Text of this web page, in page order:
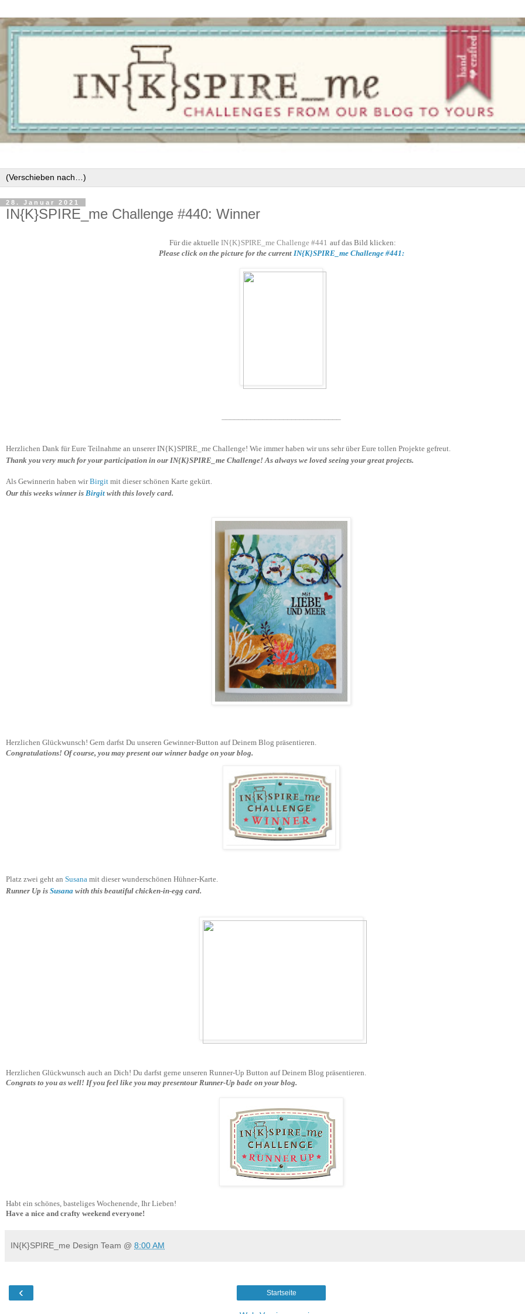
28. Januar 2021
IN{K}SPIRE_me Challenge #440: Winner
Für die aktuelle IN{K}SPIRE_me Challenge #441 auf das Bild klicken:
Please click on the picture for the current IN{K}SPIRE_me Challenge #441:
Herzlichen Dank für Eure Teilnahme an unserer IN{K}SPIRE_me Challenge! Wie immer haben wir uns sehr über Eure tollen Projekte gefreut.
Thank you very much for your participation in our IN{K}SPIRE_me Challenge! As always we loved seeing your great projects.
Als Gewinnerin haben wirBirgit mit dieser schönen Karte gekürt.
Our this weeks winner is Birgit with this lovely card.
Herzlichen Glückwunsch! Gern darfst Du unseren Gewinner-Button auf Deinem Blog präsentieren.
Congratulations! Of course, you may present our winner badge on your blog.
Platz zwei geht an Susana mit dieser wunderschönen Hühner-Karte
Runner Up is Susana with this beautiful chicken-in-egg card.
Herzlichen Glückwunsch auch an Dich! Du darfst gerne unseren Runner-Up Button auf Deinem Blog präsentieren.
Congrats to you as well! If you feel like you may presentour Runner-Up bade on your blog.
Habt ein schönes, basteliges Wochenende, Ihr Lieben!
Have a nice and crafty weekend everyone!
IN{K}SPIRE_me Design Team @ 8:00 AM
‹ Startseite